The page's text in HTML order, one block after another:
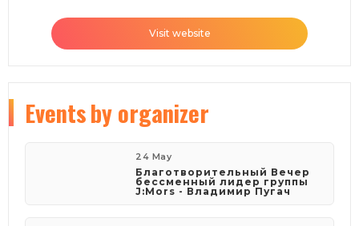
Visit website
Eventsby organizer
24 May
Благотворительный Вечер
бессменный лидер группы
J:Mors - Владимир Пугач